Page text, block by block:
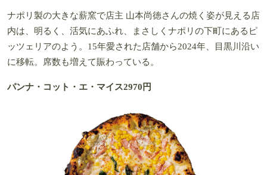
ナポリ製の大きな薪窯で店主 山本尚徳さんの焼く姿が見える店
内は、明るく、活気にあふれ、まさしくナポリの下町にあるピ
ッツェリアのよう。15年愛された店舗から2024年、目黒川沿い
に移転。席数も増えて賑わっている。
パンナ・コット・エ・マイス2970円